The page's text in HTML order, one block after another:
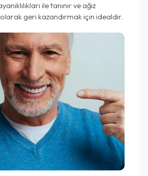
ile tanınır ve ağız
geri kazandırmak için idealdir.